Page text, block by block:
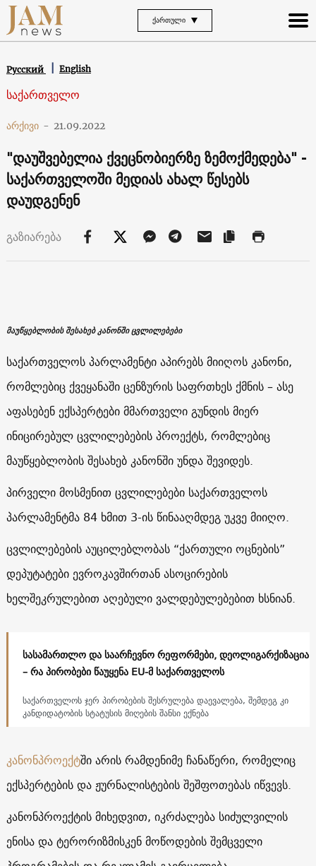
ᲥᲐᲠᲗᲣᲚᲘ
Русский English
საქართველო
არქივი - 21.09.2022
"დაუშვებელია ქვეცნობიერზე ზემოქმედება" -
საქართველოში მედიას ახალ წესებს
დაუდგენენ
გაზიარება
მაუწყებლობის შესახებ კანონში ცვლილებები
საქართველოს პარლამენტი აპირებს მიიღოს კანონი,
რომლებიც ქვეყანაში ცენზურის საფრთხეს ქმნის – ასე
აფასებენ ექსპერტები მმართველი გუნდის მიერ
ინიცირებულ ცვლილებების პროექტს, რომლებიც
მაუწყებლობის შესახებ კანონში უნდა შევიდეს.
პირველი მოსმენით ცვლილებები საქართველოს
პარლამენტმა 84 ხმით 3-ის წინააღმდეგ უკვე მიიღო.
ცვლილებების აუცილებლობას “ქართული ოცნების”
დეპუტატები ევროკავშირთან ასოცირების
ხელშეკრულებით აღებული ვალდებულებებით ხსნიან.
სასამართლო და საარჩევნო რეფორმები, დეოლიგარქიზაცია
– რა პირობები წაუყენა EU-მ საქართველოს
საქართველოს ჯერ პირობების შესრულება დაევალება, შემდეგ კი
კანდიდატობის სტატუსის მიღების შანსი ექნება
კანონპროექტში არის რამდენიმე ჩანაწერი, რომელიც
ექსპერტების და ჟურნალისტების შეშფოთებას იწვევს.
კანონპროექტის მიხედვით, იკრძალება სიძულვილის
ენისა და ტერორიზმისკენ მოწოდების შემცველი